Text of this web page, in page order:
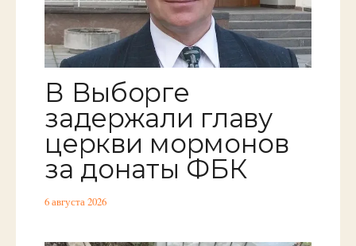
В Выборге
задержали главу
церкви мормонов
за донаты ФБК
6 августа 2026